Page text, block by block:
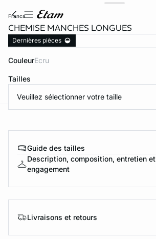
franca
CHEMISE MANCHES LONGUES
Dernières pièces
Couleur ecru
Tailles
Veuillez sélectionner votre taille
Guide des tailles
Description, composition, entretien et
engagement
Livraisons et retours